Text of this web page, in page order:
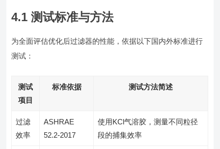
4.1 测试标准与方法
为全面评估优化后过滤器的性能，依据以下国内外标准进行
测试：
测试
项目
标准依据 测试方法简述
过滤
效率
ASHRAE
52.2-2017
使用KCl气溶胶，测量不同粒径
段的捕集效率